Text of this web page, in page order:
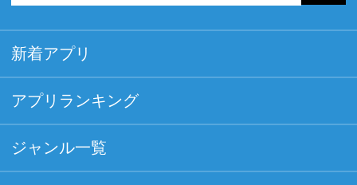
新着アプリ
アプリランキング
ジャンル一覧